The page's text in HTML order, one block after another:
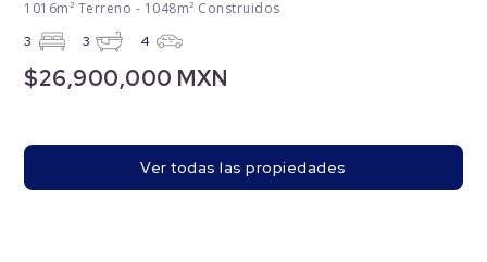
1016m² Terreno - 1048m² Construidos
3 3 4
$26,900,000 MXN
Ver todas las propiedades